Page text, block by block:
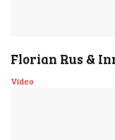
Florian Rus &
Video